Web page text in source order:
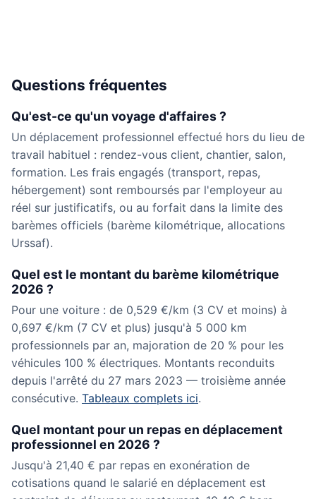
Questions fréquentes
Qu'est-ce qu'un voyage d'affaires ?
Un déplacement professionnel effectué hors du lieu de
travail habituel : rendez-vous client, chantier, salon,
formation. Les frais engagés (transport, repas,
hébergement) sont remboursés par l'employeur au
réel sur justificatifs, ou au forfait dans la limite des
barèmes officiels (barème kilométrique, allocations
Urssaf).
Quel est le montant du barème kilométrique
2026 ?
Pour une voiture : de 0,529 €/km (3 CV et moins) à
0,697 €/km (7 CV et plus) jusqu'à 5 000 km
professionnels par an, majoration de 20 % pour les
véhicules 100 % électriques. Montants reconduits
depuis l'arrêté du 27 mars 2023 — troisième année
consécutive. Tableaux complets ici.
Quel montant pour un repas en déplacement
professionnel en 2026 ?
Jusqu'à 21,40 € par repas en exonération de
cotisations quand le salarié en déplacement est